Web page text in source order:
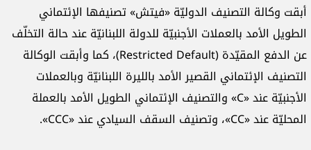
أبقت وكالة التصنيف الدوليّة «فيتش» تصنيفها الإئتماني
الطويل الأمد بالعملات الأجنبيّة للدولة اللبنانيّة عند حالة التخلّف
عن الدفع المقيّدة (Restricted Default)، كما وأبقت الوكالة
التصنيف الإئتماني القصير الأمد بالليرة اللبنانيّة وبالعملات
الأجنبيّة عند «C» والتصنيف الإئتماني الطويل الأمد بالعملة
المحليّة عند «CC»، وتصنيف السقف السيادي عند «CCC».